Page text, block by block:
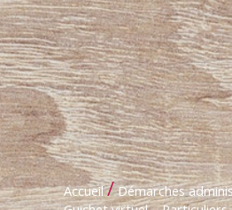
Accueil / Démarches